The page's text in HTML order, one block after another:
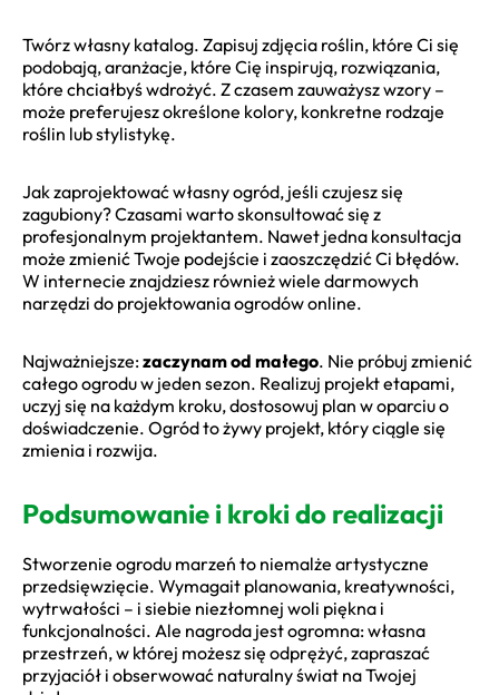
Twórz własny katalog. Zapisuj zdjęcia roślin, które Ci się
podobają, aranżacje, które Cię inspirują, rozwiązania,
które chciałbyś wdrożyć. Z czasem zauważysz wzory –
może preferujesz określone kolory, konkretne rodzaje
roślin lub stylistykę.
Jak zaprojektować własny ogród, jeśli czujesz się
zagubiony? Czasami warto skonsultować się z
profesjonalnym projektantem. Nawet jedna konsultacja
może zmienić Twoje podejście i zaoszczędzić Ci błędów.
W internecie znajdziesz również wiele darmowych
narzędzi do projektowania ogrodów online.
Najważniejsze:zaczynam od małego. Nie próbuj zmienić
całego ogrodu w jeden sezon. Realizuj projekt etapami,
uczyj się na każdym kroku, dostosowuj plan w oparciu o
doświadczenie. Ogród to żywy projekt, który ciągle się
zmienia i rozwija.
Podsumowanie i kroki do realizacji
Stworzenie ogrodu marzeń to niemalże artystyczne
przedsięwzięcie. Wymagait planowania, kreatywności,
wytrwałości – i siebie niezłomnej woli piękna i
funkcjonalności. Ale nagroda jest ogromna: własna
przestrzeń, w której możesz się odprężyć, zapraszać
przyjaciół i obserwować naturalny świat na Twojej